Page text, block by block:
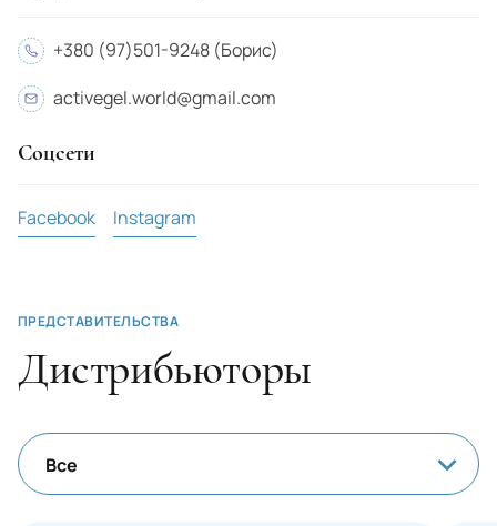
+380 (97)501-9248 (Борис)
activegel.world@gmail.com
Соцсети
Facebook Instagram
ПРЕДСТАВИТЕЛЬСТВА
Дистрибьюторы
Все
Peru
Poland
Portugal
Romania
Saudi Arabia
Senegal
Syrian Arab Republic